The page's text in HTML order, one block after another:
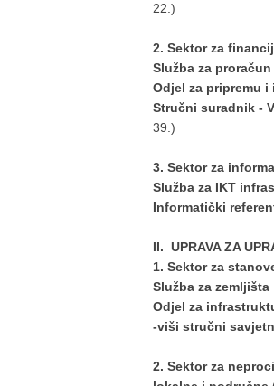
22.)
2. Sektor za
Služba za
Odjel za pripremu
Stručni suradnik -
39.)
3. Sektor za
Služba za IKT
Informatički
II. UPRAVA ZA
1. Sektor za
Služba za zemljišta
Odjel za
-viši stručni
2. Sektor za